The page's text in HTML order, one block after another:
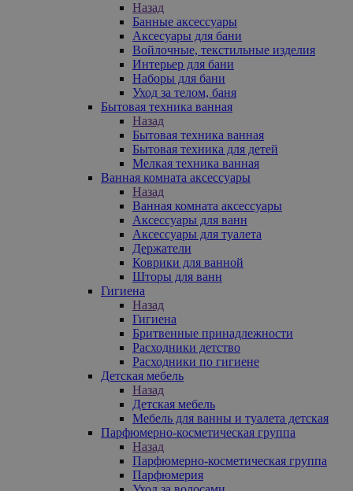
Назад
Банные аксессуары
Аксесуары для бани
Войлочные, текстильные изделия
Интерьер для бани
Наборы для бани
Уход за телом, баня
Бытовая техника ванная
Назад
Бытовая техника ванная
Бытовая техника для детей
Мелкая техника ванная
Ванная комната аксессуары
Назад
Ванная комната аксессуары
Аксессуары для ванн
Аксессуары для туалета
Держатели
Коврики для ванной
Шторы для ванн
Гигиена
Назад
Гигиена
Бритвенные принадлежности
Расходники детство
Расходники по гигиене
Детская мебель
Назад
Детская мебель
Мебель для ванны и туалета детская
Парфюмерно-косметическая группа
Назад
Парфюмерно-косметическая группа
Парфюмерия